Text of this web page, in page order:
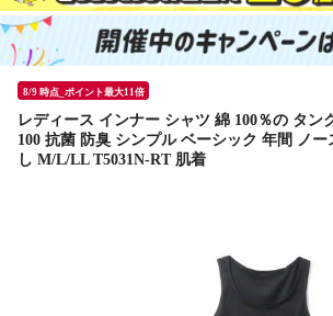
8/9 時点_ポイント最大11倍
レディース インナー シャツ 綿 100％の タン
100 抗菌 防臭 シンプル ベーシック 年間 ノ
し M/L/LL T5031N-RT 肌着